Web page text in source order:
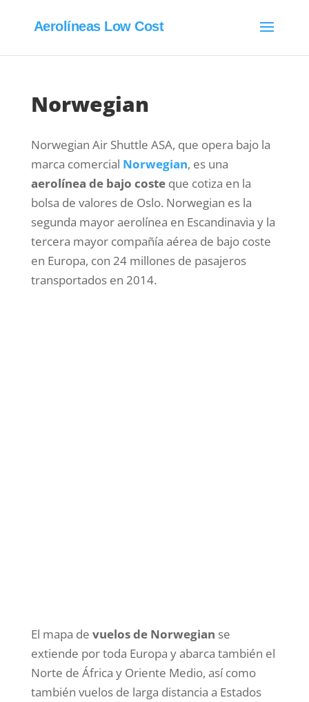
Aerolíneas Low Cost
Norwegian
Norwegian Air Shuttle ASA, que opera bajo la
marca comercial Norwegian, es una
aerolínea de bajo costeque cotiza en la
bolsa de valores de Oslo. Norwegian es la
segunda mayor aerolínea en Escandinavia y la
tercera mayor compañía aérea de bajo coste
en Europa, con 24 millones de pasajeros
transportados en 2014.
El mapa de vuelos de Norwegian se
extiende por toda Europa y abarca también el
Norte de África y Oriente Medio, así como
también vuelos de larga distancia a Estados